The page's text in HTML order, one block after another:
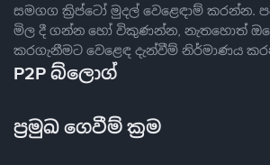
සමගග ක්‍රිප්ටෝ මුදල් වෙළෙඳාම් කරන්න.
මිල දී ගන්න හෝ විකුණන්න, නැතහොත්
කරගැනීමට වෙළෙඳ දැන්වීම් නිර්මාණය
P2P බ්ලොග්
ප්‍රමුඛ ගෙවීම් ක්‍රම